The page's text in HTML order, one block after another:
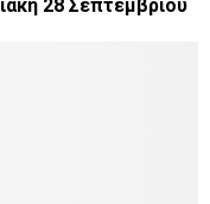
28 Σεπτεμβρίου